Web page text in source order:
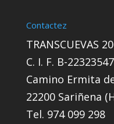
Contactez
TRANSCUEVAS
C. I. F. B-22323547
Camino Ermita
22200 Sariñena
Tel. 974 099 298